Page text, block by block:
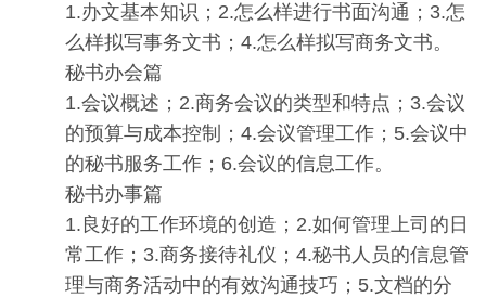
1.办文基本知识；2.怎么样进行书面沟通；3.怎
么样拟写事务文书；4.怎么样拟写商务文书。
秘书办会篇
1.会议概述；2.商务会议的类型和特点；3.会议
的预算与成本控制；4.会议管理工作；5.会议中
的秘书服务工作；6.会议的信息工作。
秘书办事篇
1.良好的工作环境的创造；2.如何管理上司的日
常工作；3.商务接待礼仪；4.秘书人员的信息管
理与商务活动中的有效沟通技巧；5.文档的分